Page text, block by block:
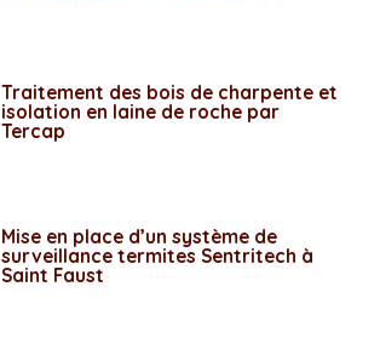
Traitement des bois de charpente et
isolation en laine de roche par
Tercap
Mise en place d’un système de
surveillance termites Sentritech à
Saint Faust